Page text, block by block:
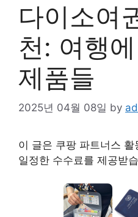
다이소여
천: 여행
제품들
2025년 04월 08일 by
이 글은 쿠팡 파트너스
일정한 수수료를 제공받